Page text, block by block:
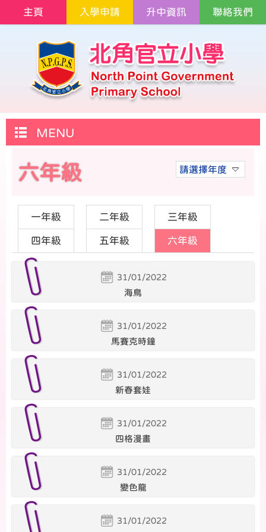
主頁 入學申請 升中資訊 聯絡我們
MENU
請選擇年度
六年級
一年級 二年級 三年級
四年級 五年級 六年級
31/01/2022
海鳥
31/01/2022
馬賽克時鐘
31/01/2022
新春套娃
31/01/2022
四格漫畫
31/01/2022
變色龍
31/01/2022